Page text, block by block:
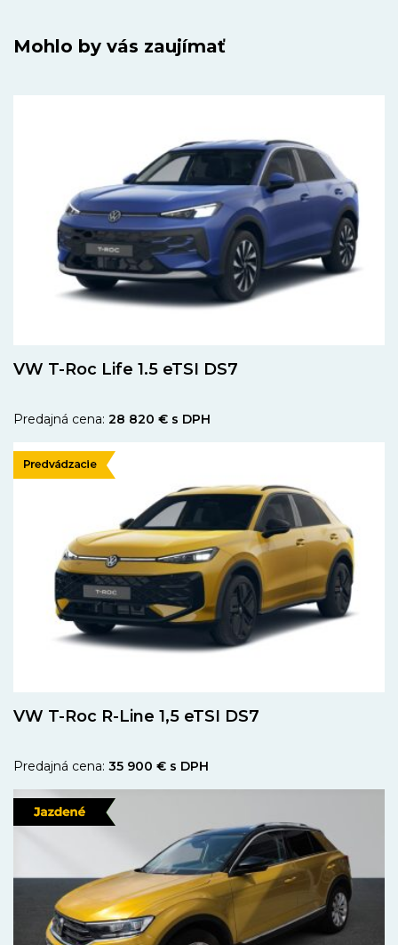
Mohlo by vás zaujímať
VW T-Roc Life 1.5 eTSI DS7
Predajná cena: 28 820 € s DPH
VW T-Roc R-Line 1,5 eTSI DS7
Predajná cena: 35 900 € s DPH